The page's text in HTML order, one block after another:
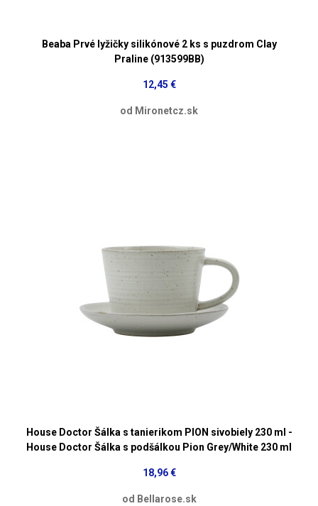
Beaba Prvé lyžičky silikónové 2 ks s puzdrom Clay
Praline (913599BB)
12,45 €
od Mironetcz.sk
House Doctor Šálka s tanierikom PION sivobiely 230 ml -
House Doctor Šálka s podšálkou Pion Grey/White 230 ml
18,96 €
od Bellarose.sk